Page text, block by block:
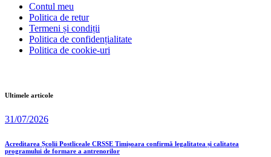
Contul meu
Politica de retur
Termeni și condiții
Politica de confidențialitate
Politica de cookie-uri
Ultimele articole
31/07/2026
Acreditarea Școlii Postliceale CRSSE Timișoara confirmă legalitatea și calitatea
programului de formare a antrenorilor